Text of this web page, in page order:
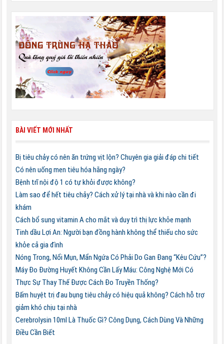
BÀI VIẾT MỚI NHẤT
Bị tiêu chảy có nên ăn trứng vịt lộn? Chuyên gia giải đáp chi tiết
Có nên uống men tiêu hóa hằng ngày?
Bệnh trĩ nội độ 1 có tự khỏi được không?
Làm sao để hết tiêu chảy? Cách xử lý tại nhà và khi nào cần đi
khám
Cách bổ sung vitamin A cho mắt và duy trì thị lực khỏe mạnh
Tinh dầu Lợi An: Người bạn đồng hành không thể thiếu cho sức
khỏe cả gia đình
Nóng Trong, Nổi Mụn, Mẩn Ngứa Có Phải Do Gan Đang “Kêu Cứu”?
Máy Đo Đường Huyết Không Cần Lấy Máu: Công Nghệ Mới Có
Thực Sự Thay Thế Được Cách Đo Truyền Thống?
Bấm huyệt trị đau bụng tiêu chảy có hiệu quả không? Cách hỗ trợ
giảm khó chịu tại nhà
Cerebrolysin 10ml Là Thuốc Gì? Công Dụng, Cách Dùng Và Những
Điều Cần Biết